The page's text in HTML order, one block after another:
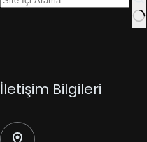
İletişim Bilgileri